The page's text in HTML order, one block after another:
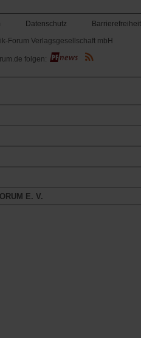
Datenschutz
Barrierefreiheit
Forum Verlagsgesellschaft mbH
(Öffnet
in
neuen
folgen:
E. V.